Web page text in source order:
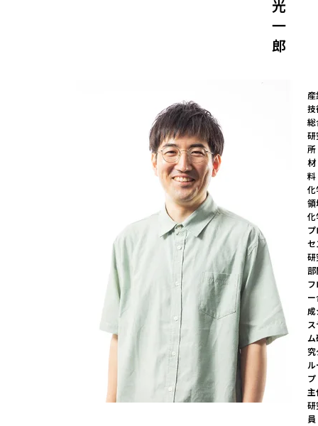
光
一
郎
所
材
プ
員